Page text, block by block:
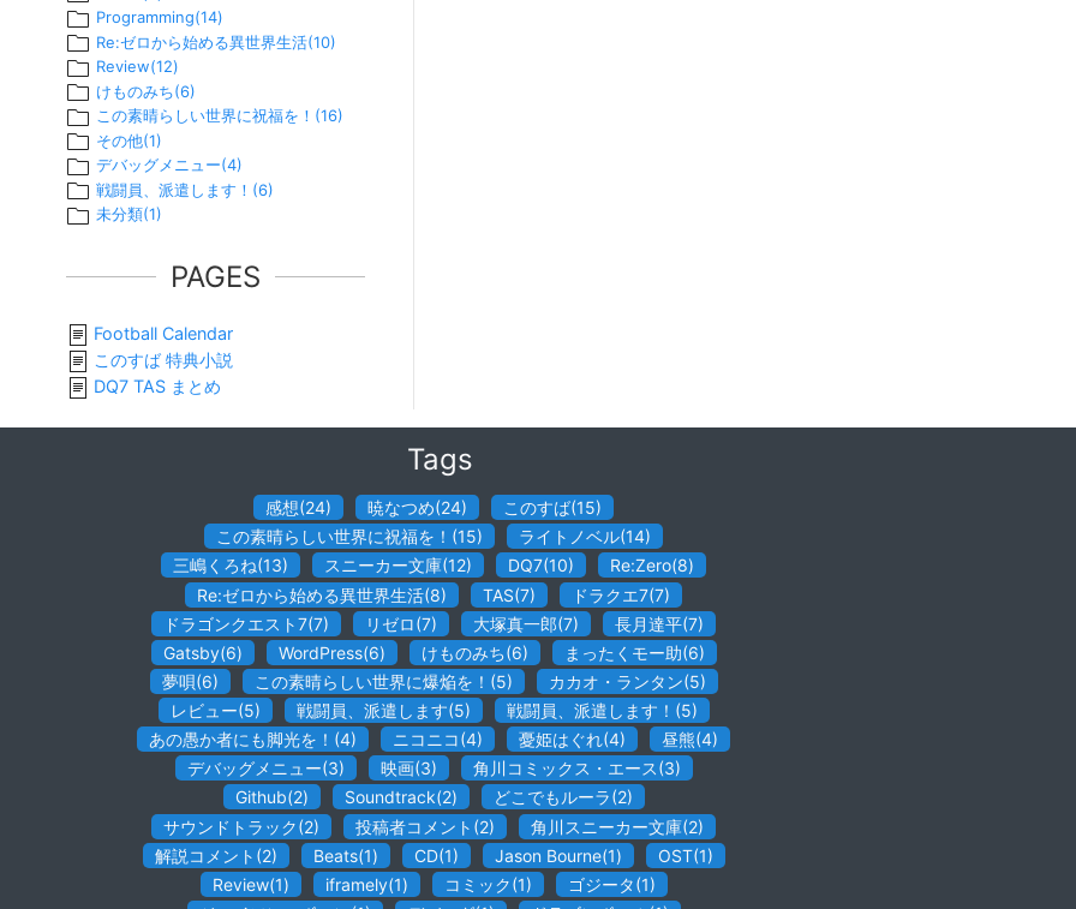
Programming(14)
Re:ゼロから始める異世界生活(10)
Review(12)
けものみち(6)
この素晴らしい世界に祝福を！ (16)
その他(1)
デバッグメニュー(4)
戦闘員、派遣します！ (6)
未分類(1)
PAGES
Football Calendar
このすば 特典小説
DQ7 TAS まとめ
Tags
感想(24) 暁なつめ(24) このすば(15)
この素晴らしい世界に祝福を！ (15) ライトノベル(14)
三嶋くろね(13) スニーカー文庫(12) DQ7(10) Re:Zero(8)
Re:ゼロから始める異世界生活(8) TAS(7) ドラクエ7(7)
ドラゴンクエスト7(7) リゼロ(7) 大塚真一郎(7) 長月達平(7)
Gatsby(6) WordPress(6) けものみち(6) まったくモー助(6)
夢唄(6) この素晴らしい世界に爆焔を！ (5) カカオ・ランタン(5)
レビュー(5) 戦闘員、派遣します(5) 戦闘員、派遣します！ (5)
あの愚か者にも脚光を！ (4) ニコニコ(4) 憂姫はぐれ(4) 昼熊(4)
デバッグメニュー(3) 映画(3) 角川コミックス・エース(3)
Github(2) Soundtrack(2) どこでもルーラ(2)
サウンドトラック(2) 投稿者コメント (2) 角川スニーカー文庫(2)
解説コメント (2) Beats(1) CD(1) Jason Bourne(1) OST(1)
Review(1) iframely(1) コミック(1) ゴジータ(1)